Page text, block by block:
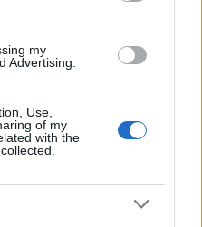
my
Advertising.
Use,
of my
with the
Αστυνομικού
όπου επιτρέπεται και
δεδομένα, γιατί
στα οποία ένα
διαθέτει κάμερες».